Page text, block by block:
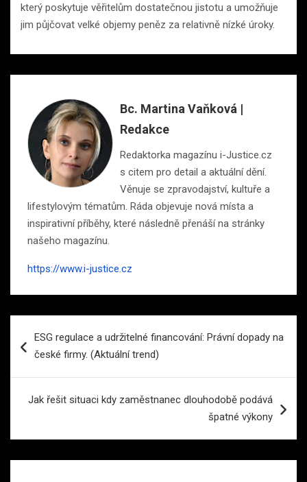
který poskytuje věřitelům dostatečnou jistotu a umožňuje
jim půjčovat velké objemy peněz za relativně nízké úroky.
Bc. Martina Vaňková |
Redakce
Redaktorka magazínu i-Justice.cz
s citem pro detail a aktuální dění.
Věnuje se zpravodajství, kultuře a
lifestylovým tématům. Ráda objevuje nová místa a
inspirativní příběhy, které následně přenáší na stránky
našeho magazínu.
https://www.i-justice.cz
proESG regulace a udržitelné financování: Právní dopady na
české firmy. (Aktuální trend)
Jak řešit situaci kdy zaměstnanec dlouhodobě podává
špatné výkony